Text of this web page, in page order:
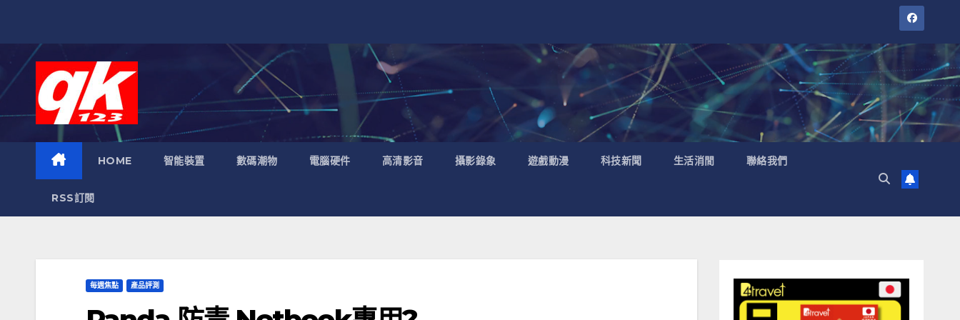
HOME 智能裝置 數碼潮物 電腦硬件 高清影音 攝影錄象 遊戲動漫 科技新聞 生活消閒 聯絡我們
RSS訂閱
每週焦點 產品評測